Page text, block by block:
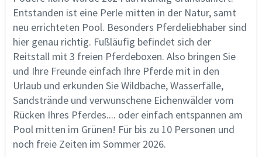
Entstanden ist eine Perle mitten in der Natur, samt
neu errichteten Pool. Besonders Pferdeliebhaber sind
hier genau richtig. Fußläufig befindet sich der
Reitstall mit 3 freien Pferdeboxen. Also bringen Sie
und Ihre Freunde einfach Ihre Pferde mit in den
Urlaub und erkunden Sie Wildbäche, Wasserfälle,
Sandstrände und verwunschene Eichenwälder vom
Rücken Ihres Pferdes.... oder einfach entspannen am
Pool mitten im Grünen! Für bis zu 10 Personen und
noch freie Zeiten im Sommer 2026.